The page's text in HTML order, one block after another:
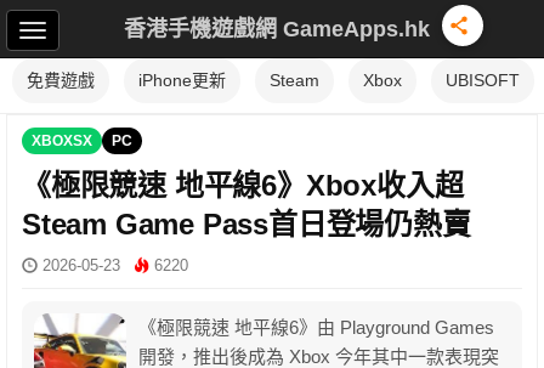
香港手機遊戲網 GameApps.hk
免費遊戲 iPhone更新 Steam Xbox UBISOFT
XBOXSX PC
《極限競速 地平線6》Xbox收入超
Steam Game Pass首日登場仍熱賣
2026-05-23 6220
《極限競速 地平線6》由 Playground Games
開發，推出後成為 Xbox 今年其中一款表現突